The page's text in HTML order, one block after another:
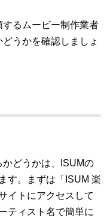
するムービー制作業者
うかを確認しましょ
どうかは、ISUMの
す。まずは「ISUM 楽
イトにアクセスして
ティスト名で簡単に